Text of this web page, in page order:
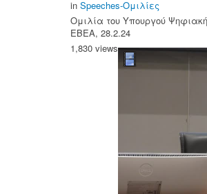
in Speeches-Ομιλίες
Ομιλία του Υπουργού
ΕΒΕΑ, 28.2.24
1,830 views